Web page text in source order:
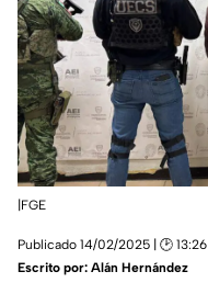
|FGE
Publicado 14/02/2025 | 🕑 13:26
Escrito por: Alán Hernández